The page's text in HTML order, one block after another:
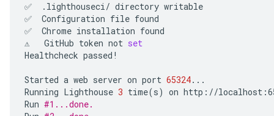
✅ .lighthouseci/ directory writable
✅
Configuration file found
✅
Chrome installation found
⚠️
GitHub token not set
Healthcheck passed!
Started a web server on port 65324...
Running Lighthouse 3 time(s) on http://
Run #1...done.